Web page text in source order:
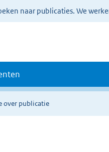
naar publicaties. We
over publicatie